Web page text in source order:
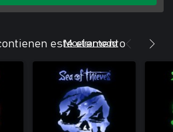
este elemento
Mostrar todo